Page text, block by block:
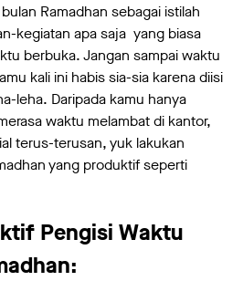
Ramadhan sebagai istilah
kegiatan apa saja yang biasa
berbuka. Jangan sampai waktu
kali ini habis sia-sia karena diisi
leha. Daripada kamu hanya
waktu melambat di kantor,
terus-terusan, yuk lakukan
yang produktif seperti
Pengisi Waktu